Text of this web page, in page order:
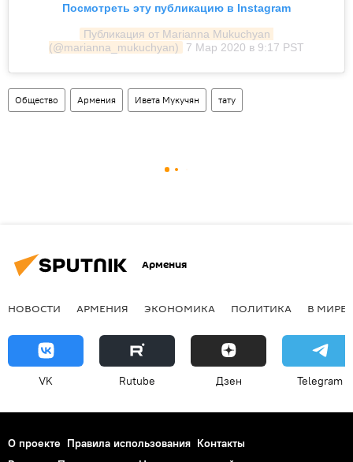
Посмотреть эту публикацию в Instagram
Публикация от Marianna Mukuchyan
(@marianna_mukuchyan)
7 Мар 2020 в 9:17 PST
Общество Армения Ивета Мукучян тату
Армения
НОВОСТИ АРМЕНИЯ ЭКОНОМИКА ПОЛИТИКА В МИРЕ
VK Rutube Дзен Telegram
О проекте Правила использования Контакты